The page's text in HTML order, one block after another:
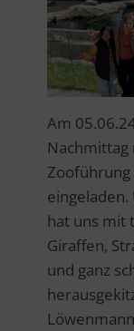
Am
Zooführung
eingeladen.
hat uns mit
Giraffen,
und ganz